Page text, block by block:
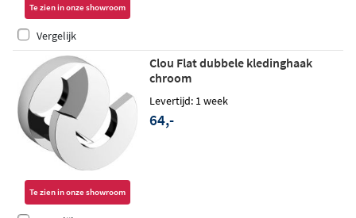
Te zien in onze showroom
Vergelijk
Te zien in onze showroom
Clou Flat dubbele kledinghaak
chroom
Levertijd: 1 week
64,-